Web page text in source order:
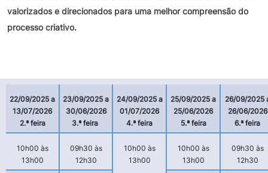
valorizados e direcionados para uma melhor compreensão do
processo criativo.
22/09/2025 a
13/07/2026
2.ª feira
23/09/2025 a
30/06/2026
3.ª feira
24/09/2025 a
01/07/2026
4.ª feira
25/09/2025 a
25/06/2026
5.ª feira
26/09/2025
26/06/2026
6.ª feira
10h00 às
13h00
09h30 às
12h30
10h00 às
13h00
10h00 às
13h00
09h30 às
12h30